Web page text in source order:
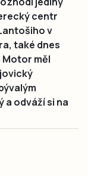
centr
v
také dnes
měl
odváží si na